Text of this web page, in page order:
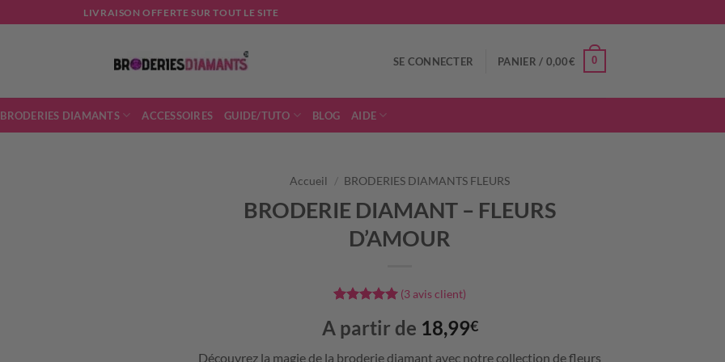
LIVRAISON OFFERTE SUR TOUT LE SITE
SE CONNECTER PANIER / 0,00€ 0
DIAMANTS ACCESSOIRES GUIDE/TUTO BLOG AIDE
Accueil / BRODERIES DIAMANTS FLEURS
BRODERIE DIAMANT – FLEURS
D’AMOUR
5 basé sur
notations
client
(3 avis client)
A partir de 18,99€
Découvrez la magie de la broderie diamant avec notre collection de fleurs